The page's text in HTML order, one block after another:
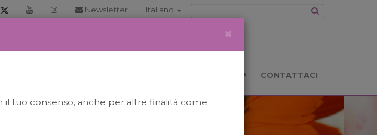
Newsletter Italiano
BOOKSHOP CONTATTACI
×
tuo consenso, anche per altre finalità come